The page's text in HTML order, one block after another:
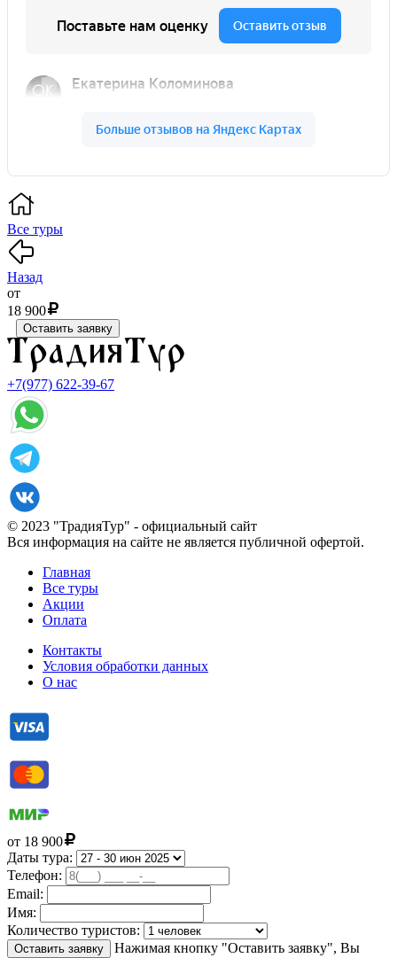
Все туры
Назад
от
18 900
Оставить заявку
+7(977) 622-39-67
© 2023 "ТрадияТур" - официальный сайт
Вся информация на сайте не является публичной офертой.
Главная
Все туры
Акции
Оплата
Контакты
Условия обработки данных
О нас
от 18 900
Даты тура:
Телефон:
Email:
Имя:
Количество туристов:
Оставить заявку Нажимая кнопку "Оставить заявку", Вы